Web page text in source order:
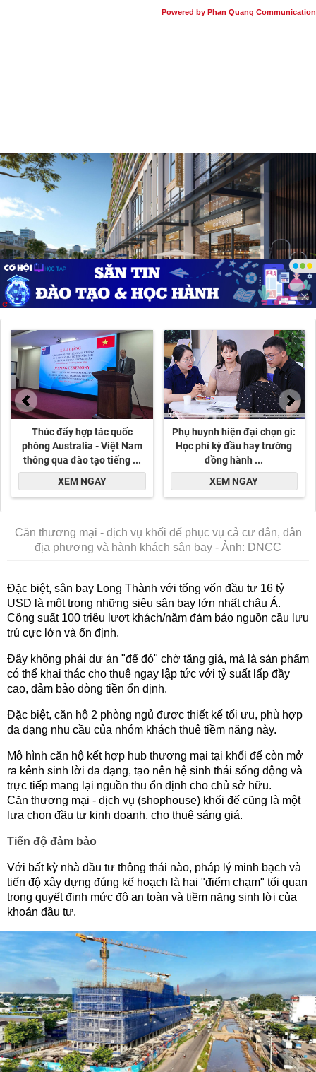
Powered by Phan Quang Communication
Căn thương mại - dịch vụ khối đế phục vụ cả cư dân, dân
địa phương và hành khách sân bay - Ảnh: DNCC
Đặc biệt, sân bay Long Thành với tổng vốn đầu tư 16 tỷ
USD là một trong những siêu sân bay lớn nhất châu Á.
Công suất 100 triệu lượt khách/năm đảm bảo nguồn cầu lưu
trú cực lớn và ổn định.
Đây không phải dự án "để đó" chờ tăng giá, mà là sản phẩm
có thể khai thác cho thuê ngay lập tức với tỷ suất lấp đầy
cao, đảm bảo dòng tiền ổn định.
Đặc biệt, căn hộ 2 phòng ngủ được thiết kế tối ưu, phù hợp
đa dạng nhu cầu của nhóm khách thuê tiềm năng này.
Mô hình căn hộ kết hợp hub thương mại tại khối đế còn mở
ra kênh sinh lời đa dạng, tạo nên hệ sinh thái sống động và
trực tiếp mang lại nguồn thu ổn định cho chủ sở hữu.
Căn thương mại - dịch vụ (shophouse) khối đế cũng là một
lựa chọn đầu tư kinh doanh, cho thuê sáng giá.
Tiến độ đảm bảo
Với bất kỳ nhà đầu tư thông thái nào, pháp lý minh bạch và
tiến độ xây dựng đúng kế hoạch là hai "điểm chạm" tối quan
trọng quyết định mức độ an toàn và tiềm năng sinh lời của
khoản đầu tư.